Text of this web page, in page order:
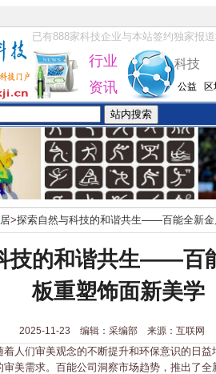
已有888家科技企业与本站签约独家报
行业
资讯
科技
公益
>探索自然与科技的和谐共生——百能全新金
技的和谐共生——百
板重塑饰面新美学
2025-11-23 编辑：采编部 来源：互联网
们审美观念的不断提升和环保意识的日益
美需求。百能公司洞察市场趋势，推出了